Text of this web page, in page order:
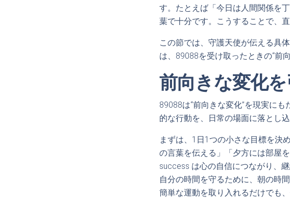
す。たとえば「今日は人間関係を
葉で十分です。こうすることで、
この節では、守護天使が伝える具
は、89088を受け取ったときの“前
前向きな変化
89088は“前向きな変化”を現実に
的な行動を、日常の場面に落とし込
まずは、1日1つの小さな目標を決
の言葉を伝える」「夕方には部屋
success は心の自信につながり、
自分の時間を守るために、朝の時
簡単な運動を取り入れるだけでも